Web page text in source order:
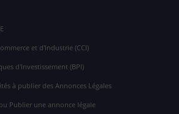
et d'Industrie (CCI)
d'Investissement (BPI)
à publier des Annonces Légales
Publier une annonce légale